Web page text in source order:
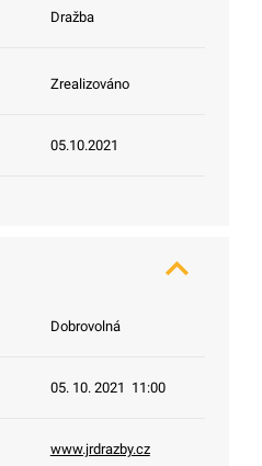
Dražba
Zrealizováno
05.10.2021
Dobrovolná
05. 10. 2021 11:00
www.jrdrazby.cz